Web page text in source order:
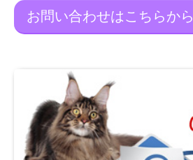
お問い合わせはこちらから